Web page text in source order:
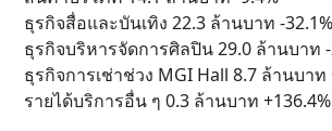
ธุรกิจสื่อและบันเทิง 22.3 ล้านบาท -32.1%
ธุรกิจบริหารจัดการศิลปิน 29.0 ล้านบาท -
ธุรกิจการเช่าช่วง MGI Hall 8.7 ล้านบาท
รายได้บริการอื่น ๆ 0.3 ล้านบาท +136.4%